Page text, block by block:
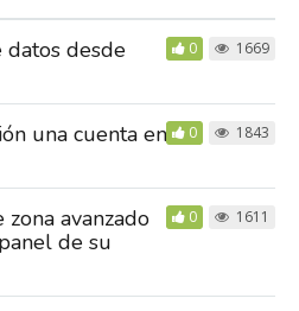
desde
0 1669
una cuenta en
0 1843
avanzado
de su
0 1611